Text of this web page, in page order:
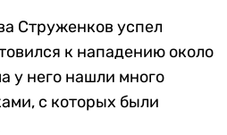
Струженков успел
к нападению около
у него нашли много
с которых были